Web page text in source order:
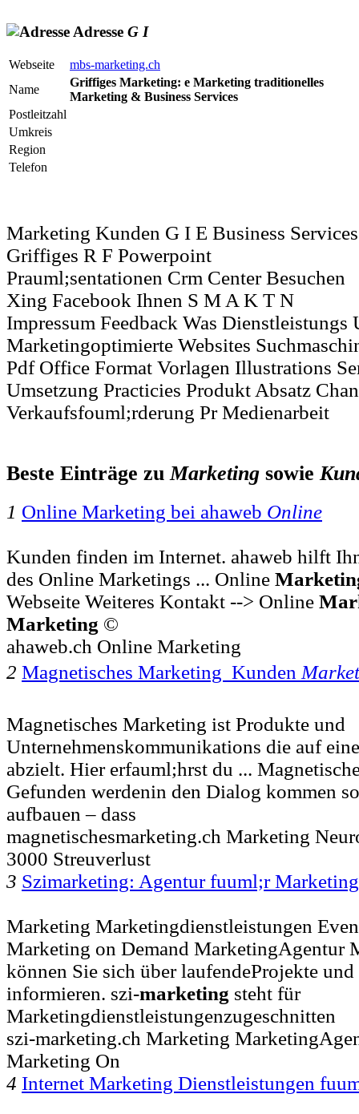
Adresse G I
Webseite
mbs-marketing.ch
Name
Griffiges Marketing: e Marketing traditionelles
Marketing & Business Services
Postleitzahl
Umkreis
Region
Telefon
Marketing Kunden G I E Business Services
Griffiges R F Powerpoint
Prauml;sentationen Crm Center Besuchen
Xing Facebook Ihnen S M A K T N
Impressum Feedback Was Dienstleistungs
Marketingoptimierte Websites
Pdf Office Format Vorlagen Illustrations
Umsetzung Practicies Produkt Absatz
Verkaufsfouml;rderung Pr Medienarbeit
Beste Einträge zuMarketing sowie
1 Online Marketing bei ahaweb Online
Kunden finden im Internet. ahaweb hilft
des Online Marketings ... Online
Webseite Weiteres Kontakt --> Online
Marketing ©
ahaweb.ch Online Marketing
2 Magnetisches Marketing  Kunden
Magnetisches Marketing ist Produkte und
Unternehmenskommunikations die auf
abzielt. Hier erfauml;hrst du ...
Gefunden werdenin den Dialog kommen
aufbauen – dass
magnetischesmarketing.ch Marketing
3000 Streuverlust
3 Szimarketing: Agentur fuuml;r
Marketing Marketingdienstleistungen
Marketing on Demand MarketingAgentur
können Sie sich über laufendeProjekte und
informieren. szi-marketing steht für
Marketingdienstleistungenzugeschnitten
szi-marketing.ch Marketing
Marketing On
4 Internet Marketing Dienstleistungen